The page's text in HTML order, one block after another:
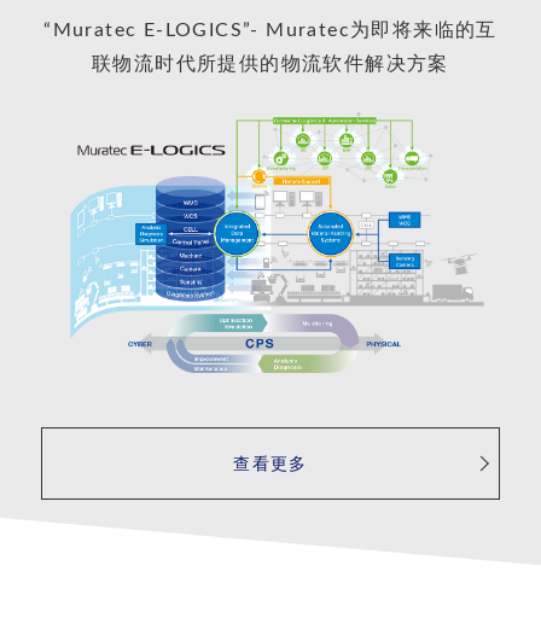
“Muratec E-LOGICS”- Muratec为即将来临的互
联物流时代所提供的物流软件解决方案
查看更多